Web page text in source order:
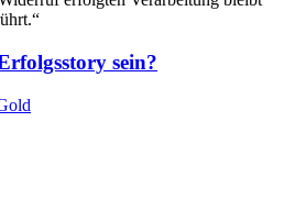
sein?